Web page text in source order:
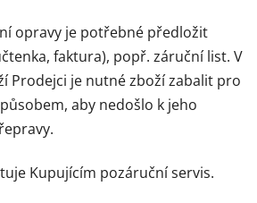
opravy je potřebné předložit
faktura), popř. záruční list. V
Prodejci je nutné zboží zabalit pro
aby nedošlo k jeho
Kupujícím pozáruční servis.